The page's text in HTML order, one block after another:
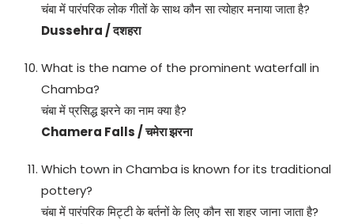
चंबा में पारंपरिक लोक गीतों के साथ कौन सा त्योहार मनाया जाता है?
Dussehra / दशहरा
What is the name of the prominent waterfall in
Chamba?
चंबा में प्रसिद्ध झरने का नाम क्या है?
Chamera Falls / चमेरा झरना
Which town in Chamba is known for its traditional
pottery?
चंबा में पारंपरिक मिट्टी के बर्तनों के लिए कौन सा शहर जाना जाता है?